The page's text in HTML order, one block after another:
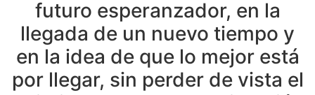
futuro esperanzador, en la
llegada de un nuevo tiempo y
en la idea de que lo mejor está
por llegar, sin perder de vista el